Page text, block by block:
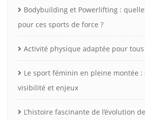
Bodybuilding et Powerlifting :
pour ces sports de force ?
Activité physique adaptée pour tous
Le sport féminin en pleine montée :
visibilité et enjeux
L’histoire fascinante de l’évolution